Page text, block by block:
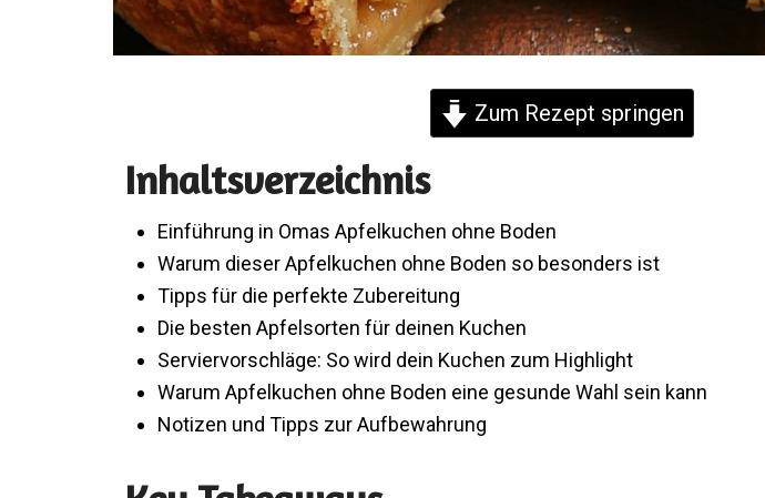
Zum Rezept springen
Inhaltsverzeichnis
Einführung in Omas Apfelkuchen ohne Boden
Warum dieser Apfelkuchen ohne Boden so besonders ist
Tipps für die perfekte Zubereitung
Die besten Apfelsorten für deinen Kuchen
Serviervorschläge: So wird dein Kuchen zum Highlight
Warum Apfelkuchen ohne Boden eine gesunde Wahl sein kann
Notizen und Tipps zur Aufbewahrung